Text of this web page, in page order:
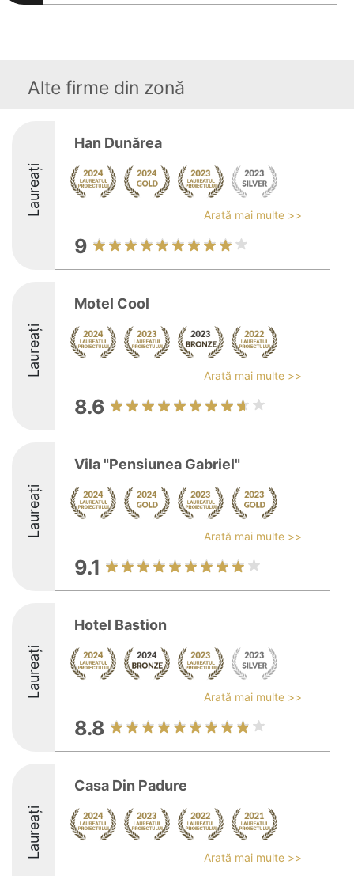
Alte firme din zonă
Laureați
Han Dunărea
Arată mai multe >>
9
Laureați
Motel Cool
Arată mai multe >>
8.6
Laureați
Vila "Pensiunea Gabriel"
Arată mai multe >>
9.1
Laureați
Hotel Bastion
Arată mai multe >>
8.8
Laureați
Casa Din Padure
Arată mai multe >>